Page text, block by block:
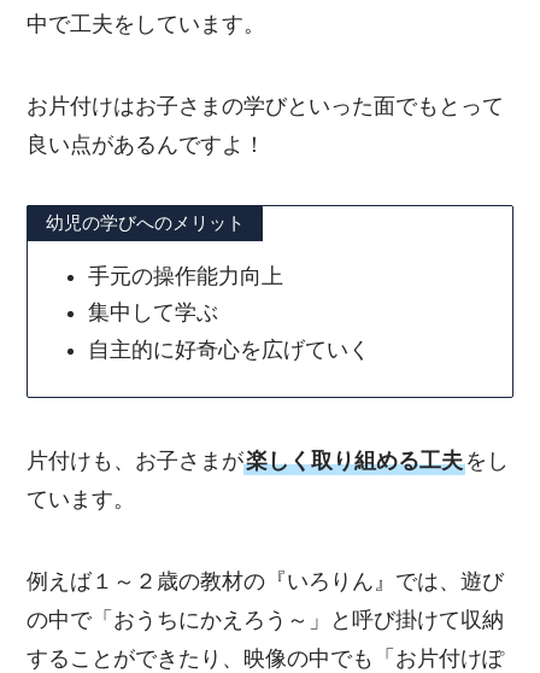
中で工夫をしています。
お片付けはお子さまの学びといった面でもとって
良い点があるんですよ！
幼児の学びへのメリット
手元の操作能力向上
集中して学ぶ
自主的に好奇心を広げていく
片付けも、お子さまが楽しく取り組める工夫をし
ています。
例えば１～２歳の教材の『いろりん』では、遊び
の中で「おうちにかえろう～」と呼び掛けて収納
することができたり、映像の中でも「お片付けぽ